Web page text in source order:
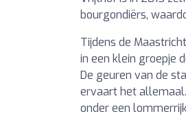
bourgondiërs,
Tijdens de
in een klein groepje
De geuren van de
ervaart het
onder een